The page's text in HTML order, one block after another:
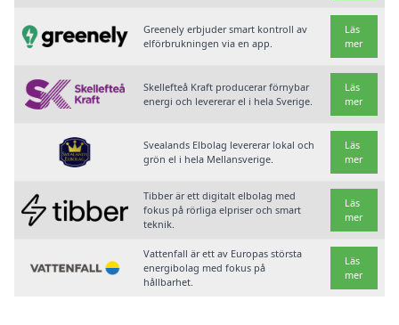
Greenely erbjuder smart kontroll av
elförbrukningen via en app.
Läs
mer
Skellefteå Kraft producerar förnybar
energi och levererar el i hela Sverige.
Läs
mer
Svealands Elbolag levererar lokal och
grön el i hela Mellansverige.
Läs
mer
Tibber är ett digitalt elbolag med
fokus på rörliga elpriser och smart
teknik.
Läs
mer
Vattenfall är ett av Europas största
energibolag med fokus på
hållbarhet.
Läs
mer